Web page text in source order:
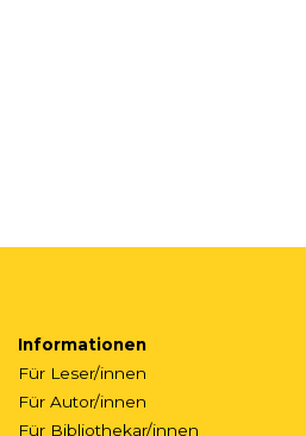
Informationen
Für Leser/innen
Für Autor/innen
Für Bibliothekar/innen